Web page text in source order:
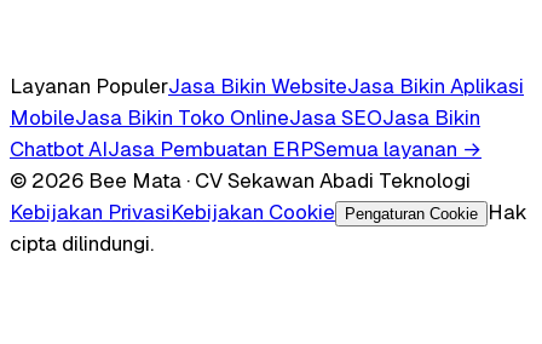
Layanan PopulerJasa Bikin WebsiteJasa Bikin Aplikasi
MobileJasa Bikin Toko OnlineJasa SEOJasa Bikin
Chatbot AIJasa Pembuatan ERPSemua layanan →
© 2026 Bee Mata · CV Sekawan Abadi Teknologi
Kebijakan PrivasiKebijakan Cookie Pengaturan Cookie
Hak
cipta dilindungi.